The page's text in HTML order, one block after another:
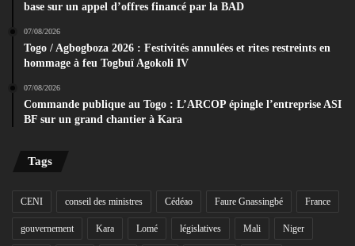
base sur un appel d’offres financé par la BAD
07/08/2026
Togo / Agbogboza 2026 : Festivités annulées et rites restreints en
hommage à feu Togbuï Agokoli IV
07/08/2026
Commande publique au Togo : L’ARCOP épingle l’entreprise ASI
BF sur un grand chantier à Kara
Tags
CENI conseil des ministres Cédéao Faure Gnassingbé France
gouvernement Kara Lomé législatives Mali Niger